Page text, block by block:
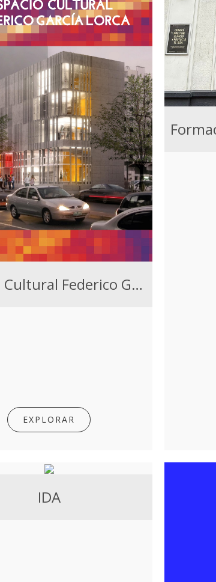
Espacio Cultural Federico García Lorca
EXPLORAR
IDA